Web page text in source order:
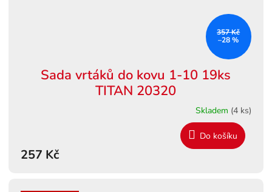
357 Kč
–28 %
Sada vrtáků do kovu 1-10 19ks
TITAN 20320
Skladem (4 ks)
257 Kč
Do košíku